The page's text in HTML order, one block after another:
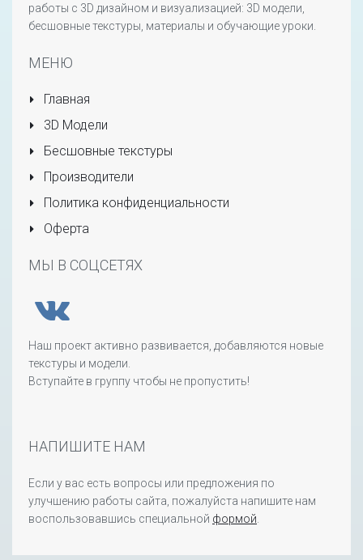
работы с 3D дизайном и визуализацией: 3D модели,
бесшовные текстуры, материалы и обучающие уроки.
МЕНЮ
Главная
3D Модели
Бесшовные текстуры
Производители
Политика конфиденциальности
Оферта
МЫ В СОЦСЕТЯХ
Наш проект активно развивается, добавляются новые
текстуры и модели.
Вступайте в группу чтобы не пропустить!
НАПИШИТЕ НАМ
Если у вас есть вопросы или предложения по
улучшению работы сайта, пожалуйста напишите нам
воспользовавшись специальной формой.